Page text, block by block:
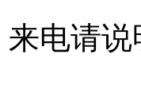
来电请